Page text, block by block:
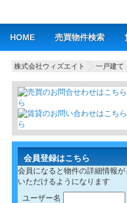
HOME 売買物件検索
株式会社ウィズエイト 一戸建て
会員登録はこちら
会員になると物件の詳細情報が
いただけるようになります
ユーザー名